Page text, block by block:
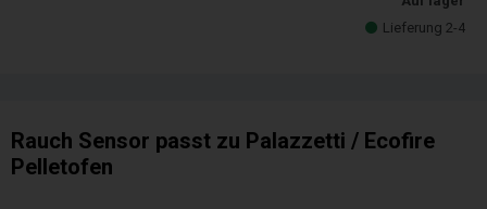
Lieferung 2-4
Rauch Sensor passt zu Palazzetti / Ecofire
Pelletofen